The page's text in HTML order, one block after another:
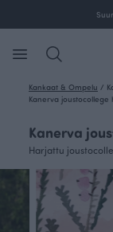
Kankaat & Ompelu /
Kanerva
Kanerva
Harjattu